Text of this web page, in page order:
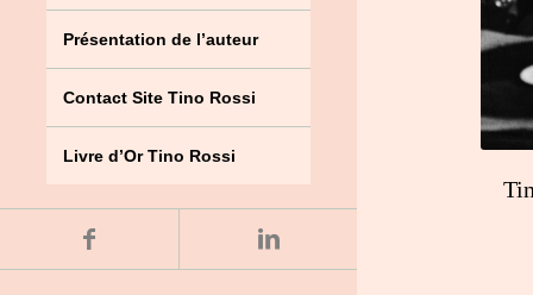
Présentation de l’auteur
Contact Site Tino Rossi
Livre d’Or Tino Rossi